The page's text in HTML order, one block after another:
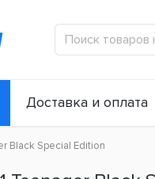
Доставка и оплата
Black Special Edition